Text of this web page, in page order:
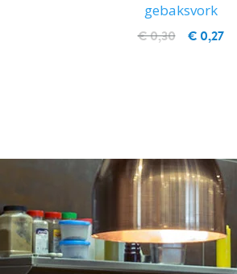
gebaksvork
€ 0,27
€ 0,30